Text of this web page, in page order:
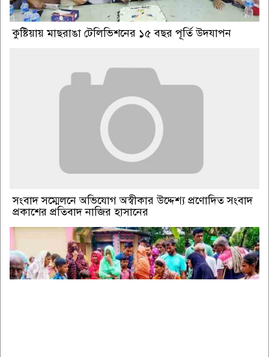
কুষ্টিয়ায় মাছরাঙা টেলিভিশনের ১৫ বছর পূর্তি উদযাপন
সংবাদ সম্মেলনে অভিযোগ অস্বীকার উদ্দেশ্য প্রণোদিত সংবাদ
প্রকাশের প্রতিবাদ নাজির হাসানের